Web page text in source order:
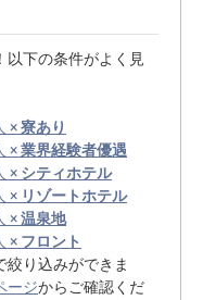
以下の条件がよく見
×寮あり
×業界経験者優遇
× シティホテル
× リゾートホテル
×温泉地
× フロント
絞り込みができま
ージからご確認くだ